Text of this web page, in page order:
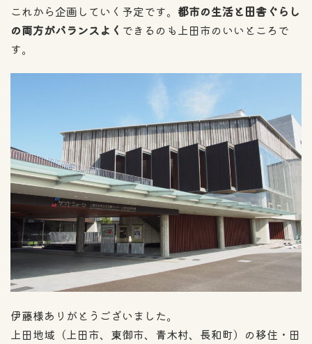
これから企画していく予定です。 都市の生活と田舎ぐらし
の両方がバランスよく できるのも上田市のいいところで
す。
伊藤様ありがとうございました。
上田地域（上田市、東御市、青木村、長和町）の移住・田